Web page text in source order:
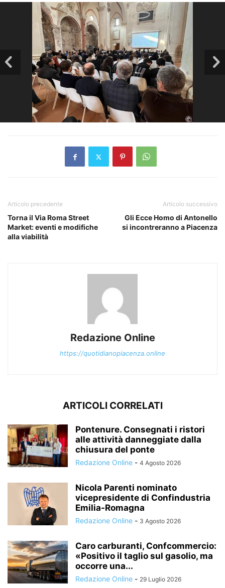
Articolo precedente
Torna il Via Roma Street
Market: eventi e modifiche
alla viabilità
Articolo successivo
Gli Ecce Homo di Antonello
si incontreranno a Piacenza
Redazione Online
https://quotidianopiacenza.online
ARTICOLI CORRELATI
Pontenure. Consegnati i ristori
alle attività danneggiate dalla
chiusura del ponte
Redazione Online - 4 Agosto 2026
Nicola Parenti nominato
vicepresidente di Confindustria
Emilia-Romagna
Redazione Online - 3 Agosto 2026
Caro carburanti, Confcommercio:
«Positivo il taglio sul gasolio, ma
occorre una...
Redazione Online - 29 Luglio 2026